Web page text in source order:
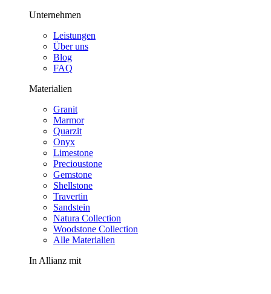
Unternehmen
Leistungen
Über uns
Blog
FAQ
Materialien
Granit
Marmor
Quarzit
Onyx
Limestone
Precioustone
Gemstone
Shellstone
Travertin
Sandstein
Natura Collection
Woodstone Collection
Alle Materialien
In Allianz mit